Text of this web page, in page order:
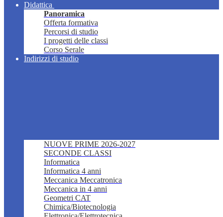
Didattica
Panoramica
Offerta formativa
Percorsi di studio
I progetti delle classi
Corso Serale
Indirizzi di studio
NUOVE PRIME 2026-2027
SECONDE CLASSI
Informatica
Informatica 4 anni
Meccanica Meccatronica
Meccanica in 4 anni
Geometri CAT
Chimica/Biotecnologia